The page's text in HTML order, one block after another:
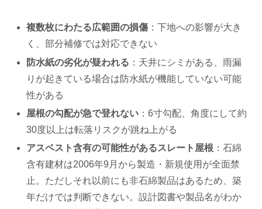
複数枚にわたる広範囲の損傷 ：下地への影響が大き
く、部分補修では対応できない
防水紙の劣化が疑われる ：天井にシミがある、雨漏
りが起きている場合は防水紙が機能していない可能
性がある
屋根の勾配が急で登れない ：6寸勾配、角度にして約
30度以上は転落リスクが跳ね上がる
アスベスト含有の可能性があるスレート屋根 ：石綿
含有建材は2006年9月から製造・新規使用が全面禁
止。ただしそれ以前にも非石綿製品はあるため、築
年だけでは判断できない。設計図書や製品名がわか